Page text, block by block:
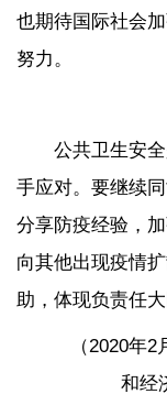
也期待国际社会
努力。
公共卫生安
手应对。要继续
分享防疫经验，
向其他出现疫情
助，体现负责任大
（2020年
和经